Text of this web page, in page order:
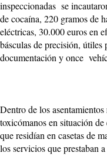
inspeccionadas se
de cocaína, 220 gramos de
eléctricas, 30.000 euros en
básculas de precisión, útiles
documentación y once
Dentro de los
toxicómanos en situación
que residían en casetas de
los servicios que prestaban